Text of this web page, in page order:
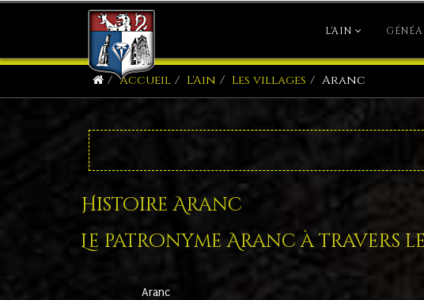
L'AIN
Accueil L'Ain Les villages Aranc
Histoire Aranc
Le patronyme Aranc à travers
Aranc